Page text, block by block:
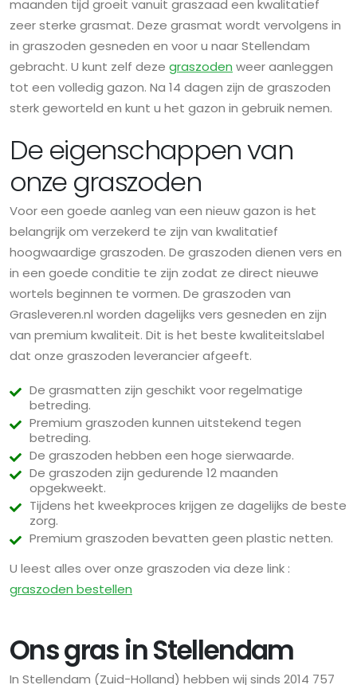
maanden tijd groeit vanuit graszaad een kwalitatief
zeer sterke grasmat. Deze grasmat wordt vervolgens in
in graszoden gesneden en voor u naar Stellendam
gebracht. U kunt zelf deze graszoden weer aanleggen
tot een volledig gazon. Na 14 dagen zijn de graszoden
sterk geworteld en kunt u het gazon in gebruik nemen.
De eigenschappen van
onze graszoden
Voor een goede aanleg van een nieuw gazon is het
belangrijk om verzekerd te zijn van kwalitatief
hoogwaardige graszoden. De graszoden dienen vers en
in een goede conditie te zijn zodat ze direct nieuwe
wortels beginnen te vormen. De graszoden van
Grasleveren.nl worden dagelijks vers gesneden en zijn
van premium kwaliteit. Dit is het beste kwaliteitslabel
dat onze graszoden leverancier afgeeft.
De grasmatten zijn geschikt voor regelmatige
betreding.
Premium graszoden kunnen uitstekend tegen
betreding.
De graszoden hebben een hoge sierwaarde.
De graszoden zijn gedurende 12 maanden
opgekweekt.
Tijdens het kweekproces krijgen ze dagelijks de beste
zorg.
Premium graszoden bevatten geen plastic netten.
U leest alles over onze graszoden via deze link :
graszoden bestellen
Ons gras in Stellendam
In Stellendam (Zuid-Holland) hebben wij sinds 2014 757